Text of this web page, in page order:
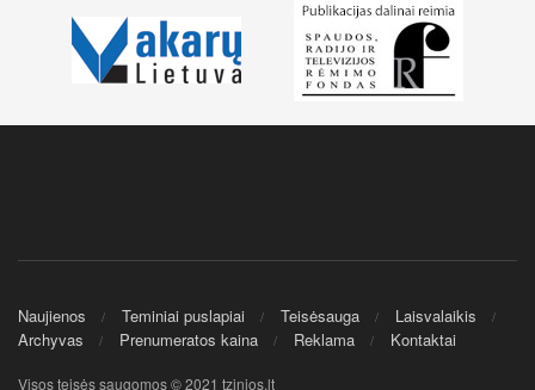
Naujienos Teminiai puslapiai Teisėsauga
Laisvalaikis
Archyvas
Prenumeratos kaina Reklama Kontaktai
Visos teisės saugomos © 2021 tzinios.lt